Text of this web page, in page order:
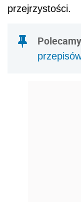
przejrzystości.